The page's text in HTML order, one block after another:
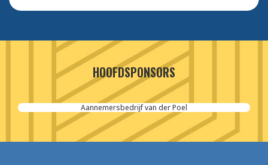
HOOFDSPONSORS
Aannemersbedrijf van der Poel